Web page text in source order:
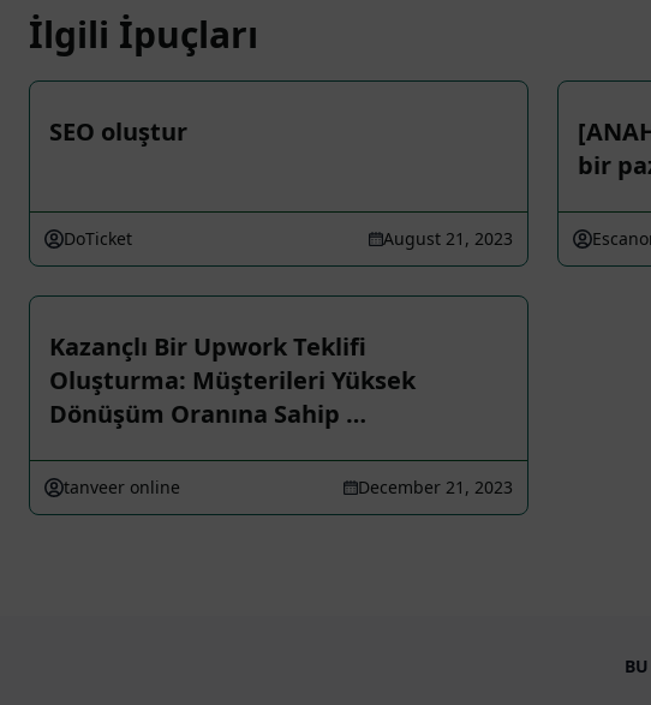
İlgili İpuçları
SEO oluştur
DoTicket August 21, 2023
bir
Kazançlı Bir Upwork Teklifi
Oluşturma: Müşterileri Yüksek
Dönüşüm Oranına Sahip …
tanveer online December 21, 2023